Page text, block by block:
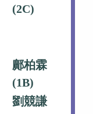
(2C)
鄺柏霖
(1B)
劉競謙